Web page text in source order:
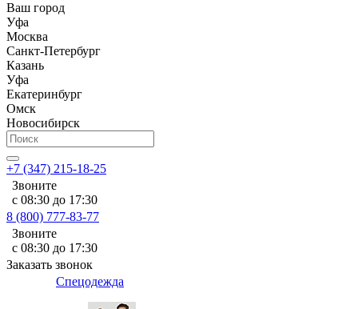
Ваш город
Уфа
Москва
Санкт-Петербург
Казань
Уфа
Екатеринбург
Омск
Новосибирск
+7 (347) 215-18-25
Звоните
с 08:30 до 17:30
8 (800) 777-83-77
Звоните
с 08:30 до 17:30
Заказать звонок
Спецодежда